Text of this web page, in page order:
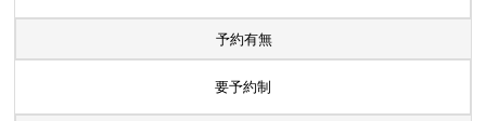
予約有無
要予約制